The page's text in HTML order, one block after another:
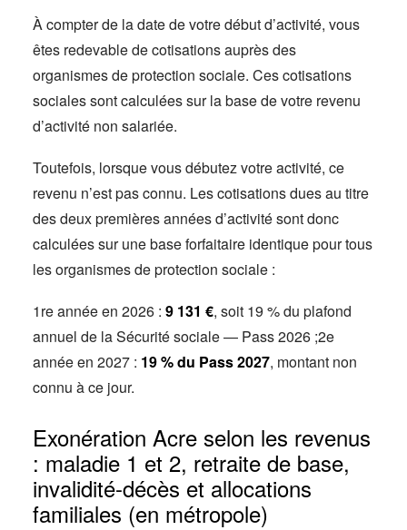
À compter de la date de votre début d’activité, vous
êtes redevable de cotisations auprès des
organismes de protection sociale. Ces cotisations
sociales sont calculées sur la base de votre revenu
d’activité non salariée.
Toutefois, lorsque vous débutez votre activité, ce
revenu n’est pas connu. Les cotisations dues au titre
des deux premières années d’activité sont donc
calculées sur une base forfaitaire identique pour tous
les organismes de protection sociale :
1re année en 2026 : 9 131 €, soit 19 % du plafond
annuel de la Sécurité sociale — Pass 2026 ;2e
année en 2027 : 19 % du Pass 2027, montant non
connu à ce jour.
Exonération Acre selon les revenus
: maladie 1 et 2, retraite de base,
invalidité-décès et allocations
familiales (en métropole)